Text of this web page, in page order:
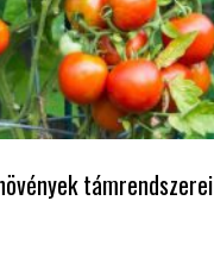
támrendszerei